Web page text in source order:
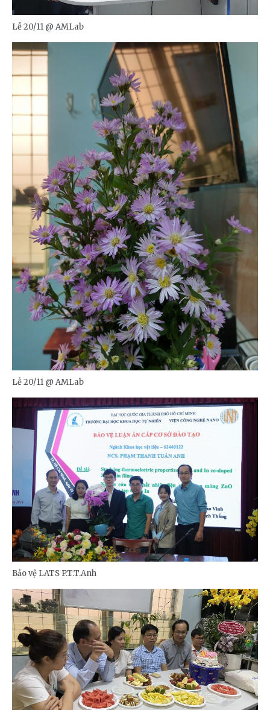
Lễ 20/11 @ AMLab
Lễ 20/11 @ AMLab
Bảo vệ LATS P.T.T.Anh